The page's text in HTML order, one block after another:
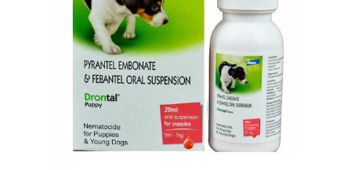
OPETARORIO
AGLUTINANTES